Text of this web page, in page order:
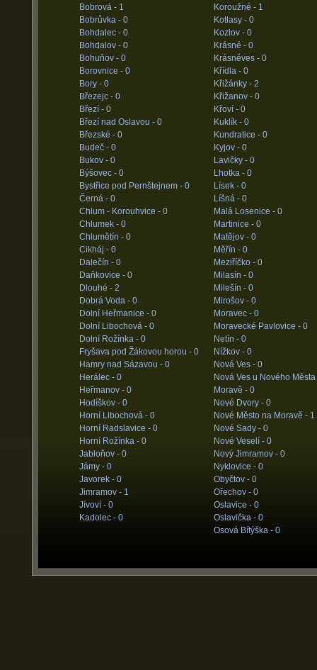
Bobrová - 1
Bobrůvka - 0
Bohdalec - 0
Bohdalov - 0
Bohuňov - 0
Borovnice - 0
Bory - 0
Březejc - 0
Březí - 0
Březí nad Oslavou - 0
Březské - 0
Budeč - 0
Bukov - 0
Býšovec - 0
Bystřice pod Pernštejnem - 0
Černá - 0
Chlum - Korouhvice - 0
Chlumek - 0
Chlumětín - 0
Cikháj - 0
Dalečín - 0
Daňkovice - 0
Dlouhé - 2
Dobrá Voda - 0
Dolní Heřmanice - 0
Dolní Libochová - 0
Dolní Rožínka - 0
Fryšava pod Žákovou horou - 0
Hamry nad Sázavou - 0
Herálec - 0
Heřmanov - 0
Hodíškov - 0
Horní Libochová - 0
Horní Radslavice - 0
Horní Rožínka - 0
Jabloňov - 0
Jámy - 0
Javorek - 0
Jimramov - 1
Jívoví - 0
Kadolec - 0
Koroužné - 1
Kotlasy - 0
Kozlov - 0
Krásné - 0
Krásněves - 0
Křídla - 0
Křižánky - 2
Křižanov - 0
Křoví - 0
Kuklík - 0
Kundratice - 0
Kyjov - 0
Lavičky - 0
Lhotka - 0
Lísek - 0
Líšná - 0
Malá Losenice - 0
Martinice - 0
Matějov - 0
Měřín - 0
Meziříčko - 0
Milasín - 0
Milešín - 0
Mirošov - 0
Moravec - 0
Moravecké Pavlovice - 0
Netín - 0
Nížkov - 0
Nová Ves - 0
Nová Ves u Nového
Moravě - 0
Nové Dvory - 0
Nové Město na Moravě - 1
Nové Sady - 0
Nové Veselí - 0
Nový Jimramov - 0
Nyklovice - 0
Obyčtov - 0
Ořechov - 0
Oslavice - 0
Oslavička - 0
Osová Bítýška - 0